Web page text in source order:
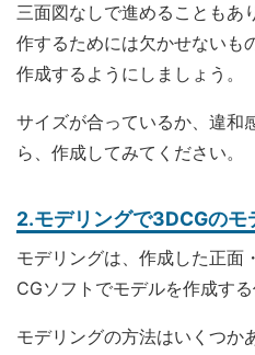
三面図なしで進めることもあ
作するためには欠かせないも
作成するようにしましょう。
サイズが合っているか、違和
ら、作成してみてください。
2.モデリングで3DCGのモ
モデリングは、作成した正面
CGソフトでモデルを作成する
モデリングの方法はいくつか